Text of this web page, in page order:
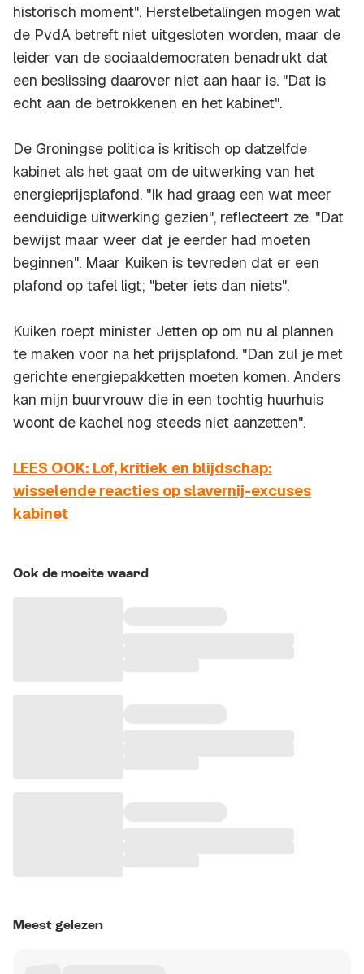
historisch moment". Herstelbetalingen mogen wat
de PvdA betreft niet uitgesloten worden, maar de
leider van de sociaaldemocraten benadrukt dat
een beslissing daarover niet aan haar is. "Dat is
echt aan de betrokkenen en het kabinet".
De Groningse politica is kritisch op datzelfde
kabinet als het gaat om de uitwerking van het
energieprijsplafond. "Ik had graag een wat meer
eenduidige uitwerking gezien", reflecteert ze. "Dat
bewijst maar weer dat je eerder had moeten
beginnen". Maar Kuiken is tevreden dat er een
plafond op tafel ligt; "beter iets dan niets".
Kuiken roept minister Jetten op om nu al plannen
te maken voor na het prijsplafond. "Dan zul je met
gerichte energiepakketten moeten komen. Anders
kan mijn buurvrouw die in een tochtig huurhuis
woont de kachel nog steeds niet aanzetten".
LEES OOK: Lof, kritiek en blijdschap:
wisselende reacties op slavernij-excuses
kabinet
Ook de moeite waard
Meest gelezen